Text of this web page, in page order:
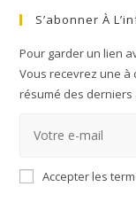
S’abonner À
Pour garder un lien
Vous recevrez une à
résumé des derniers
Accepter les